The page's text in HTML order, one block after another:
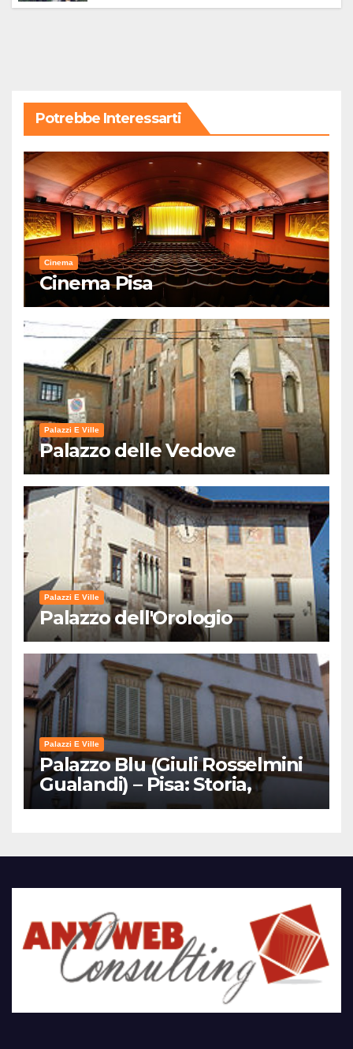
Potrebbe Interessarti
Cinema
Cinema Pisa
Palazzi E Ville
Palazzo delle Vedove
Palazzi E Ville
Palazzo dell'Orologio
Palazzi E Ville
Palazzo Blu (Giuli Rosselmini
Gualandi) – Pisa: Storia,
Mostre e Info Visita